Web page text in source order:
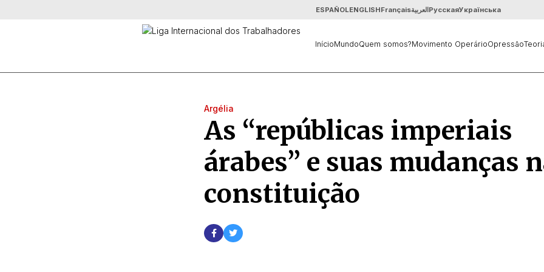
ESPAÑOLENGLISHFrançaisالعربيةРусскаяУкраїнська
InícioMundoQuem somos?Movimento OperárioOpressão
Argélia
As “repúblicas imperiais
árabes” e suas mudanças
constituição